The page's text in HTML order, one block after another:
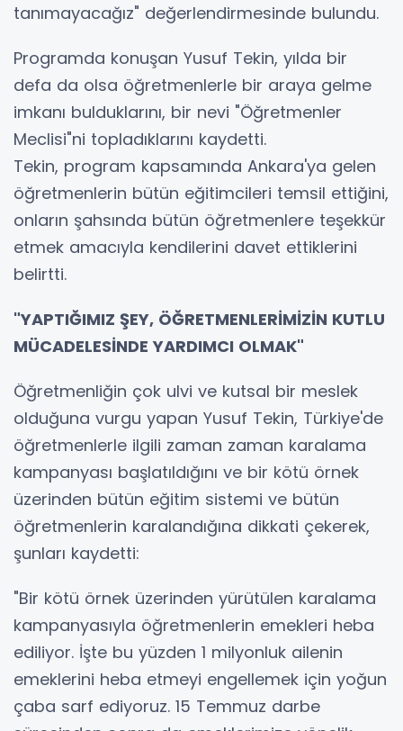
tanımayacağız" değerlendirmesinde bulundu.
Programda konuşan Yusuf Tekin, yılda bir
defa da olsa öğretmenlerle bir araya gelme
imkanı bulduklarını, bir nevi "Öğretmenler
Meclisi"ni topladıklarını kaydetti.
Tekin, program kapsamında Ankara'ya gelen
öğretmenlerin bütün eğitimcileri temsil ettiğini,
onların şahsında bütün öğretmenlere teşekkür
etmek amacıyla kendilerini davet ettiklerini
belirtti.
"YAPTIĞIMIZ ŞEY, ÖĞRETMENLERİMİZİN KUTLU
MÜCADELESİNDE YARDIMCI OLMAK"
Öğretmenliğin çok ulvi ve kutsal bir meslek
olduğuna vurgu yapan Yusuf Tekin, Türkiye'de
öğretmenlerle ilgili zaman zaman karalama
kampanyası başlatıldığını ve bir kötü örnek
üzerinden bütün eğitim sistemi ve bütün
öğretmenlerin karalandığına dikkati çekerek,
şunları kaydetti:
"Bir kötü örnek üzerinden yürütülen karalama
kampanyasıyla öğretmenlerin emekleri heba
ediliyor. İşte bu yüzden 1 milyonluk ailenin
emeklerini heba etmeyi engellemek için yoğun
çaba sarf ediyoruz. 15 Temmuz darbe